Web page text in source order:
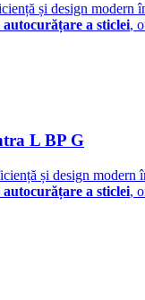
și design modern
autocurățare a sticlei,
L BP G
și design modern
autocurățare a sticlei,